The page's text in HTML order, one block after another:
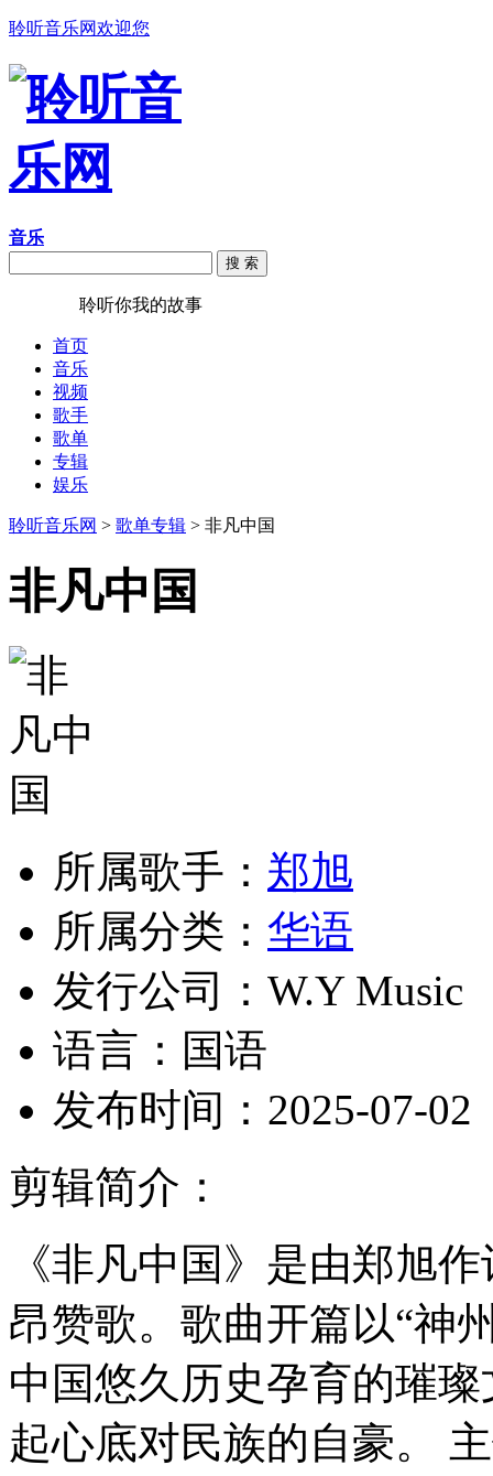
聆听音乐网欢迎您
音乐
搜 索
聆听你我的故事
首页
音乐
视频
歌手
歌单
专辑
娱乐
聆听音乐网 > 歌单专辑 > 非凡中国
非凡中国
所属歌手： 郑旭
所属分类： 华语
发行公司： W.Y Music
语言： 国语
发布时间： 2025-07-02
剪辑简介：
《非凡中国》是由郑旭
昂赞歌。歌曲开篇以“神
中国悠久历史孕育的璀
起心底对民族的自豪。